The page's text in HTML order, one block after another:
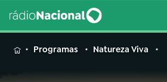
MENUProgramas Natureza Viva